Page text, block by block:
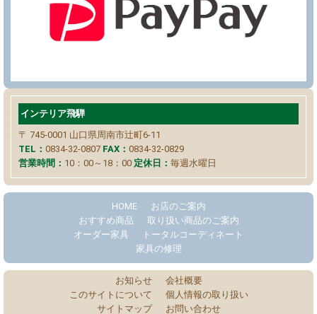
インテリア飛騨
〒 745-0001 山口県周南市辻町6-11
TEL： 0834-32-0807 FAX： 0834-32-0829
営業時間： 10：00～18：00 定休日： 毎週水曜日
HOME
お店のご案内
おすすめ商品
取り扱い商品のご案内
オーダー家具
トータルコーディネート
家具の修理
お知らせ
会社概要
このサイトについて
個人情報の取り扱い
サイトマップ
お問い合わせ